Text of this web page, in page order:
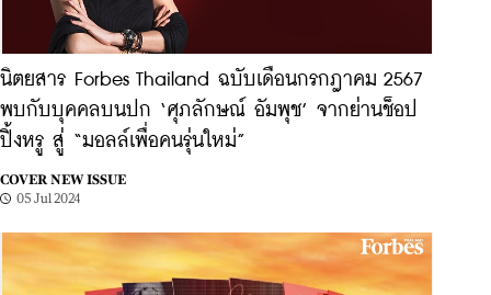
นิตยสาร Forbes Thailand ฉบับเดือนกรกฎาคม 2567
พบกับบุคคลบนปก ‘ศุภลักษณ์ อัมพุช’ จากย่านช็อป
ปิ้งหรู สู่ “มอลล์เพื่อคนรุ่นใหม่”
COVER NEW ISSUE
05 Jul 2024